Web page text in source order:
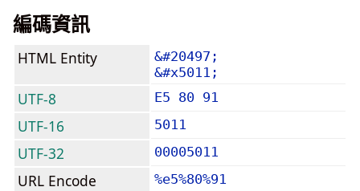
編碼資訊
HTML Entity
&#20497;
&#x5011;
UTF-8 E5 80 91
UTF-16 5011
UTF-32 00005011
URL Encode %e5%80%91